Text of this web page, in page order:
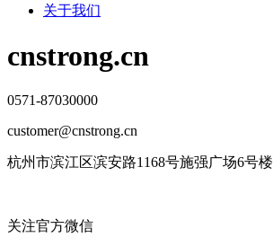
关于我们
cnstrong.cn
0571-87030000
customer@cnstrong.cn
杭州市滨江区滨安路1168号施强广场6号楼
关注官方微信